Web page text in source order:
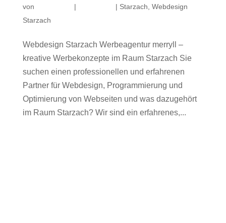
von | | Starzach Webdesign
Starzach
Webdesign Starzach Werbeagentur merryll –
kreative Werbekonzepte im Raum Starzach Sie
suchen einen professionellen und erfahrenen
Partner für Webdesign, Programmierung und
Optimierung von Webseiten und was dazugehört
im Raum Starzach? Wir sind ein erfahrenes,...